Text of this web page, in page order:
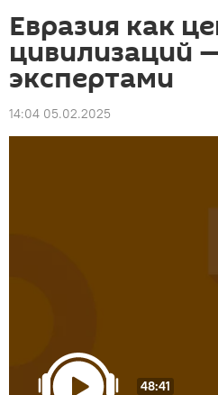
Евразия как
цивилизаций
экспертами
14:04 05.02.2025
48:41